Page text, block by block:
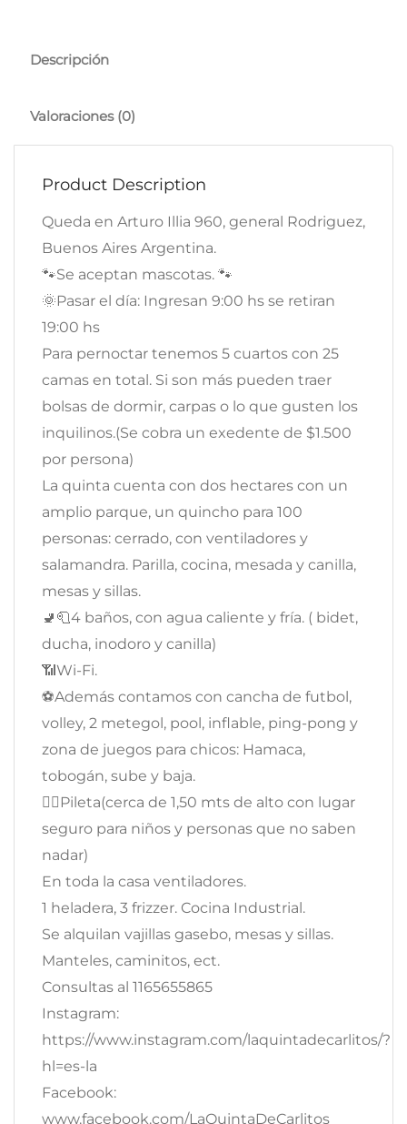
Descripción
Valoraciones (0)
Product Description
Queda en Arturo Illia 960, general Rodriguez,
Buenos Aires Argentina.
🐾Se aceptan mascotas. 🐾
🌞Pasar el día: Ingresan 9:00 hs se retiran
19:00 hs
Para pernoctar tenemos 5 cuartos con 25
camas en total. Si son más pueden traer
bolsas de dormir, carpas o lo que gusten los
inquilinos.(Se cobra un exedente de $1.500
por persona)
La quinta cuenta con dos hectares con un
amplio parque, un quincho para 100
personas: cerrado, con ventiladores y
salamandra. Parilla, cocina, mesada y canilla,
mesas y sillas.
🚽🧻4 baños, con agua caliente y fría. ( bidet,
ducha, inodoro y canilla)
📶Wi-Fi.
⚽Además contamos con cancha de futbol,
volley, 2 metegol, pool, inflable, ping-pong y
zona de juegos para chicos: Hamaca,
tobogán, sube y baja.
🏊‍♀️Pileta(cerca de 1,50 mts de alto con lugar
seguro para niños y personas que no saben
nadar)
En toda la casa ventiladores.
1 heladera, 3 frizzer. Cocina Industrial.
Se alquilan vajillas gasebo, mesas y sillas.
Manteles, caminitos, ect.
Consultas al 1165655865
Instagram:
https://www.instagram.com/laquintadecarlitos/?
hl=es-la
Facebook:
www.facebook.com/LaQuintaDeCarlitos